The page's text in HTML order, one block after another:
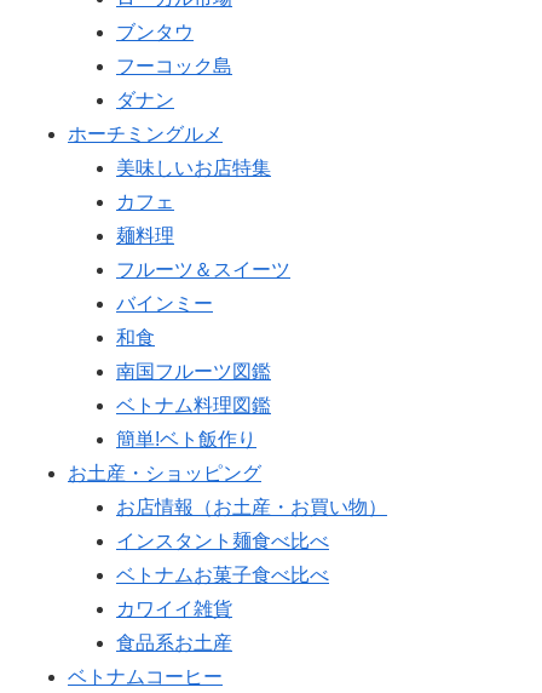
ブンタウ
フーコック島
ダナン
ホーチミングルメ
美味しいお店特集
カフェ
麺料理
フルーツ＆スイーツ
バインミー
和食
南国フルーツ図鑑
ベトナム料理図鑑
簡単!ベト飯作り
お土産・ショッピング
お店情報（お土産・お買い物）
インスタント麺食べ比べ
ベトナムお菓子食べ比べ
カワイイ雑貨
食品系お土産
ベトナムコーヒー